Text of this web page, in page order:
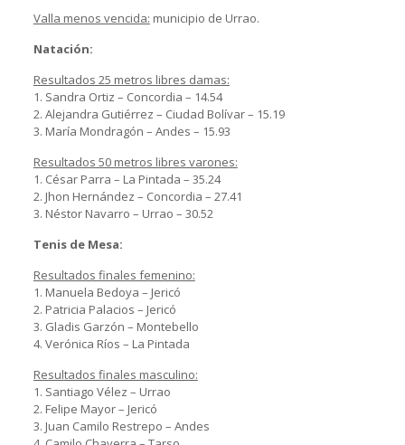
Valla menos vencida: municipio de Urrao.
Natación:
Resultados 25 metros libres damas:
1. Sandra Ortiz – Concordia – 14.54
2. Alejandra Gutiérrez – Ciudad Bolívar – 15.19
3. María Mondragón – Andes – 15.93
Resultados 50 metros libres varones:
1. César Parra – La Pintada – 35.24
2. Jhon Hernández – Concordia – 27.41
3. Néstor Navarro – Urrao – 30.52
Tenis de Mesa:
Resultados finales femenino:
1. Manuela Bedoya – Jericó
2. Patricia Palacios – Jericó
3. Gladis Garzón – Montebello
4. Verónica Ríos – La Pintada
Resultados finales masculino:
1. Santiago Vélez – Urrao
2. Felipe Mayor – Jericó
3. Juan Camilo Restrepo – Andes